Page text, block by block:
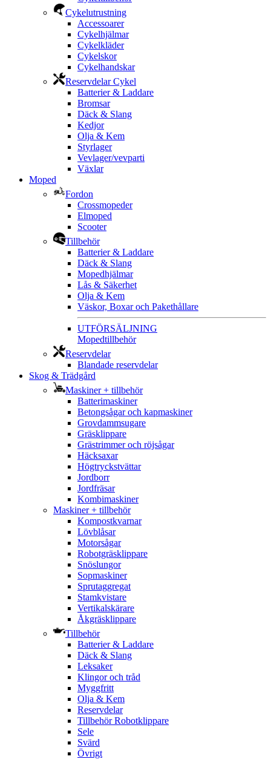
Cykelutrustning
Accessoarer
Cykelhjälmar
Cykelkläder
Cykelskor
Cykelhandskar
Reservdelar Cykel
Batterier & Laddare
Bromsar
Däck & Slang
Kedjor
Olja & Kem
Styrlager
Vevlager/vevparti
Växlar
Moped
Fordon
Crossmopeder
Elmoped
Scooter
Tillbehör
Batterier & Laddare
Däck & Slang
Mopedhjälmar
Lås & Säkerhet
Olja & Kem
Väskor, Boxar och Pakethållare
UTFÖRSÄLJNING
Mopedtillbehör
Reservdelar
Blandade reservdelar
Skog & Trädgård
Maskiner + tillbehör
Batterimaskiner
Betongsågar och kapmaskiner
Grovdammsugare
Gräsklippare
Grästrimmer och röjsågar
Häcksaxar
Högtryckstvättar
Jordborr
Jordfräsar
Kombimaskiner
Maskiner + tillbehör
Kompostkvarnar
Lövblåsar
Motorsågar
Robotgräsklippare
Snöslungor
Sopmaskiner
Sprutaggregat
Stamkvistare
Vertikalskärare
Åkgräsklippare
Tillbehör
Batterier & Laddare
Däck & Slang
Leksaker
Klingor och tråd
Myggfritt
Olja & Kem
Reservdelar
Tillbehör Robotklippare
Sele
Svärd
Övrigt